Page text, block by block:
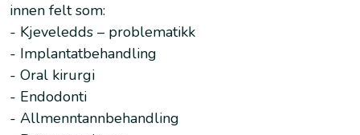
innen felt som:
- Kjeveledds – problematikk
- Implantatbehandling
- Oral kirurgi
- Endodonti
- Allmenntannbehandling